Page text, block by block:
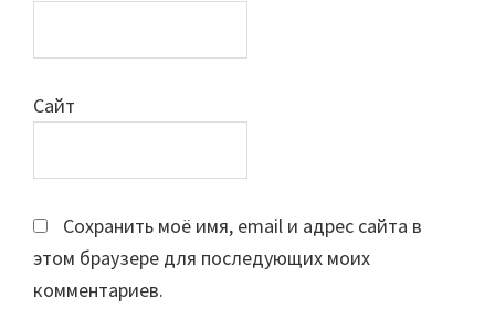
Сайт
Сохранить моё имя, email и адрес сайта в
этом браузере для последующих моих
комментариев.